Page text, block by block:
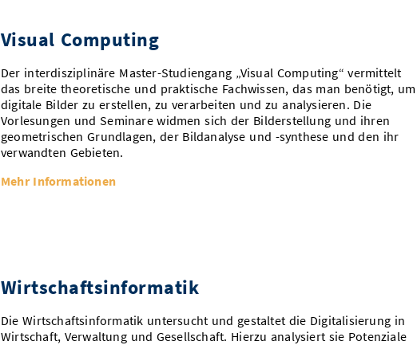
Visual Computing
Der interdisziplinäre Master-Studiengang „Visual Computing“ vermittelt
das breite theoretische und praktische Fachwissen, das man benötigt, um
digitale Bilder zu erstellen, zu verarbeiten und zu analysieren. Die
Vorlesungen und Seminare widmen sich der Bilderstellung und ihren
geometrischen Grundlagen, der Bildanalyse und -synthese und den ihr
verwandten Gebieten.
Mehr Informationen
Wirtschaftsinformatik
Die Wirtschaftsinformatik untersucht und gestaltet die Digitalisierung in
Wirtschaft, Verwaltung und Gesellschaft. Hierzu analysiert sie Potenziale